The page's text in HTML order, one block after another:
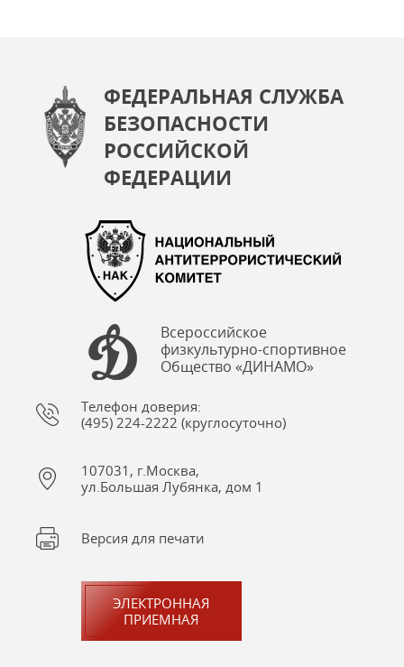
ФЕДЕРАЛЬНАЯ СЛУЖБА
БЕЗОПАСНОСТИ
РОССИЙСКОЙ
ФЕДЕРАЦИИ
Всероссийское
физкультурно-спортивное
Общество «ДИНАМО»
Телефон доверия:
(495) 224-2222 (круглосуточно)
107031, г.Москва,
ул.Большая Лубянка, дом 1
Версия для печати
ЭЛЕКТРОННАЯ
ПРИЕМНАЯ